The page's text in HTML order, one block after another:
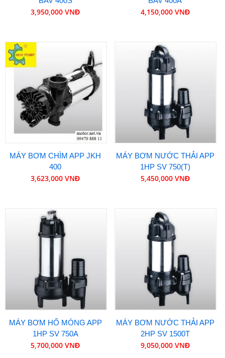
3,950,000 VNĐ 4,150,000 VNĐ
MÁY BƠM CHÌM APP JKH
400
3,623,000 VNĐ
MÁY BƠM NƯỚC THẢI APP
1HP SV 750(T)
5,450,000 VNĐ
MÁY BƠM HỐ MÓNG APP
1HP SV 750A
5,700,000 VNĐ
MÁY BƠM NƯỚC THẢI APP
2HP SV 1500T
9,050,000 VNĐ